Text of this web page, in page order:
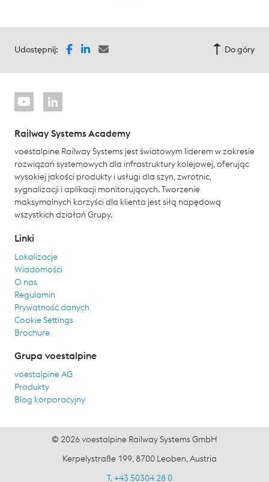
Udostępnij: Do góry
Railway Systems Academy
voestalpine Railway Systems jest światowym liderem w zakresie
rozwiązań systemowych dla infrastruktury kolejowej, oferując
wysokiej jakości produkty i usługi dla szyn, zwrotnic,
sygnalizacji i aplikacji monitorujących. Tworzenie
maksymalnych korzyści dla klienta jest siłą napędową
wszystkich działań Grupy.
Linki
Lokalizacje
Wiadomości
O nas
Regulamin
Prywatność danych
Cookie Settings
Brochure
Grupa voestalpine
voestalpine AG
Produkty
Blog korporacyjny
© 2026 voestalpine Railway Systems GmbH
Kerpelystraße 199, 8700 Leoben, Austria
T. +43 50304 28 0